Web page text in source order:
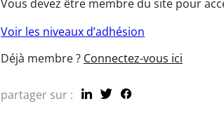
Vous devez être membre du site pour
Voir les niveaux d’adhésion
Déjà membre ? Connectez-vous ici
partager sur :